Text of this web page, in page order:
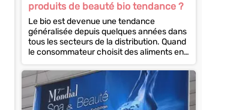
produits de beauté bio tendance ?
Le bio est devenue une tendance
généralisée depuis quelques années dans
tous les secteurs de la distribution. Quand
le consommateur choisit des aliments en
rayons dans...